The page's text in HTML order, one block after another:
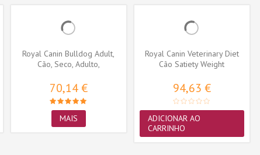
Royal Canin Bulldog Adult,
Cão, Seco, Adulto,
70,14 €
MAIS
Royal Canin Veterinary Diet
Cão Satiety Weight
94,63 €
ADICIONAR AO
CARRINHO